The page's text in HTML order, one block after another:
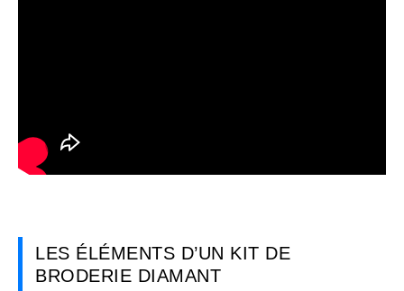
LES ÉLÉMENTS D’UN KIT DE
BRODERIE DIAMANT